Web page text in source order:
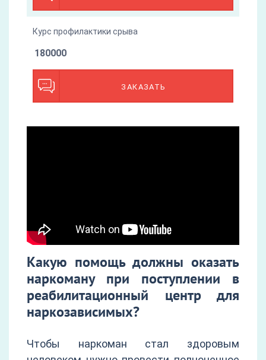
Курс профилактики срыва
ЗАКАЗАТЬ
180000
Какую помощь должны оказать
наркоману при поступлении в
реабилитационный центр для
наркозависимых?
Чтобы наркоман стал здоровым